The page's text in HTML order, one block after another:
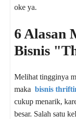
oke ya.
6 Alasan
Bisnis
Melihat tingginya
maka bisnis
cukup menarik,
besar. Salah satu